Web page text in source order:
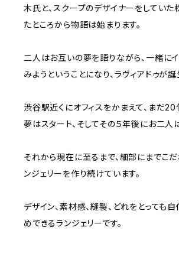
木氏と、スクープのデザイナーをしていた
たところから物語は始まります。
二人はお互いの夢を語りながら、一緒に
みようということになり、ラヴィアドゥが誕
渋谷駅近くにオフィスをかまえて、まだ
夢はスタート、そしてその５年後にお二人
それから現在に至るまで、細部にまでこ
ンジェリーを作り続けています。
デザイン、素材感、縫製、どれをとっても
めできるランジェリーです。